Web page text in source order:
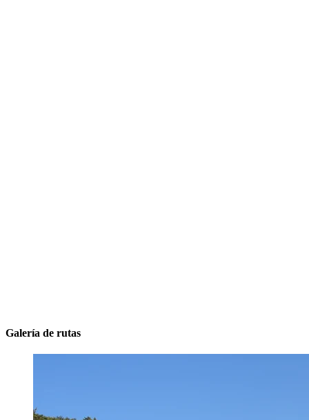
Galería de rutas